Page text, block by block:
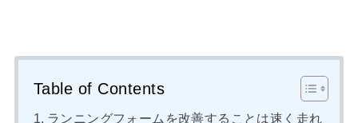
Table of Contents
ランニングフォームを改善することは速く走れ